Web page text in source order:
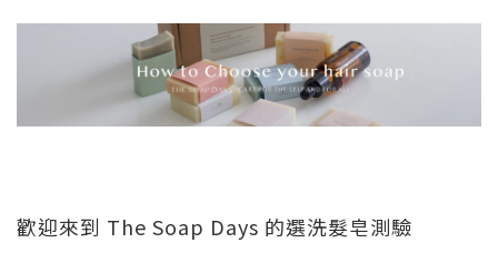
歡迎來到 The Soap Days 的選洗髮皂測驗